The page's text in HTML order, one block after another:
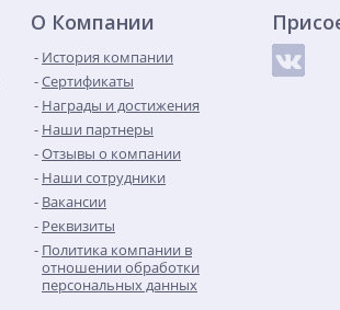
О Компании
История компании
Сертификаты
Награды и достижения
Наши партнеры
Отзывы о компании
Наши сотрудники
Вакансии
Реквизиты
Политика компании в
отношении обработки
персональных данных